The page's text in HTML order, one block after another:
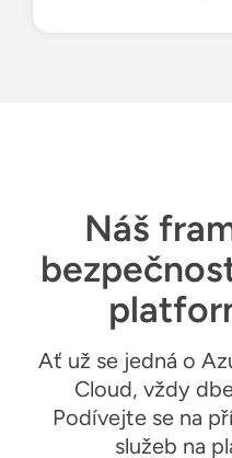
Náš
Ať už se jedná o
Cloud, vždy
Podívejte se na
služeb na